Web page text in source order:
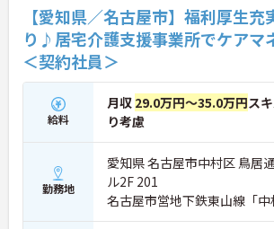
【愛知県／名古屋市】福利厚生
り♪居宅介護支援事業所でケアマ
＜契約社員＞
給料
月収 29.0万円～35.0万円ス
り考慮
勤務地
愛知県 名古屋市中村区 鳥居
ル2F 201
名古屋市営地下鉄東山線「
歩1分